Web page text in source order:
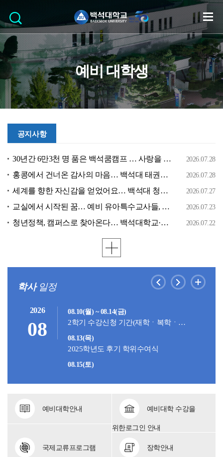
예비 대학생
공지사항
30년간 6만3천 명 품은 백석쿰캠프 … 사랑을 받은 아이, 다시 사랑을 전하다 2026.07.28
홍콩에서 건너온 감사의 마음… 백석대 태권도 인연, 감사의 마음을 담아, 나눔으로 이어져 2026.07.28
세계를 향한 자신감을 얻었어요… 백석대 청춘들의 특별한 8박 9일 2026.07.27
교실에서 시작된 꿈… 예비 유아특수교사들, 첫 교육현장을 만나다 2026.07.23
청년정책, 캠퍼스로 찾아온다… 백석대학교·충남청년센터 맞손 2026.07.22
학사 일정
2026
08
08.10(월) ~ 08.14(금)
2학기 수강신청 기간(재학ㆍ복학ㆍ재입학생)
08.13(목)
2025학년도 후기 학위수여식
08.15(토)
예비대학안내 예비대학 수강을
위한로그인 안내
국제교류 프로그램 장학안내